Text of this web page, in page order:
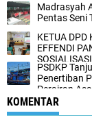
Madrasyah
Pentas Seni
KETUA DPD
EFFENDI
PSDKP
Penertiban
Perairan
KOMENTAR